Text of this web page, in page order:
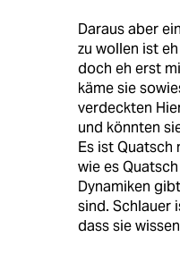
Daraus aber
zu wollen ist
doch eh erst
käme sie
verdeckten
und könnten
Es ist Quatsch
wie es
Dynamiken
sind. Schlauer
dass sie